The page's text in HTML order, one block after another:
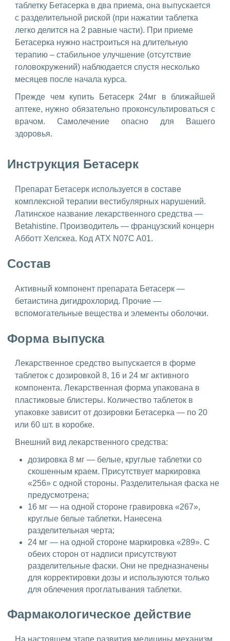
таблетку Бетасерка в два приема, она выпускается
с разделительной риской (при нажатии таблетка
легко делится на 2 равные части). При приеме
Бетасерка нужно настроиться на длительную
терапию – стабильное улучшение (отсутствие
головокружений) наблюдается спустя несколько
месяцев после начала курса.
Прежде чем купить Бетасерк 24мг в ближайшей
аптеке, нужно обязательно проконсультироваться с
врачом. Самолечение опасно для Вашего
здоровья.
Инструкция Бетасерк
Препарат Бетасерк используется в составе
комплексной терапии вестибулярных нарушений.
Латинское название лекарственного средства —
Betahistine. Производитель — французский концерн
Абботт Хелскеа. Код АТХ N07C A01.
Состав
Активный компонент препарата Бетасерк —
бетаистина дигидрохлорид. Прочие —
вспомогательные вещества и элементы оболочки.
Форма выпуска
Лекарственное средство выпускается в форме
таблеток с дозировкой 8, 16 и 24 мг активного
компонента. Лекарственная форма упакована в
пластиковые блистеры. Количество таблеток в
упаковке зависит от дозировки Бетасерка — по 20
или 60 шт. в коробке.
Внешний вид лекарственного средства:
дозировка 8 мг — белые, круглые таблетки со
скошенным краем. Присутствует маркировка
«256» с одной стороны. Разделительная фаска не
предусмотрена;
16 мг — на одной стороне гравировка «267»,
круглые белые таблетки. Нанесена
разделительная черта;
24 мг — на одной стороне маркировка «289». С
обеих сторон от надписи присутствуют
разделительные фаски. Они не предназначены
для корректировки дозы и используются только
для облечения проглатывания таблетки.
Фармакологическое действие